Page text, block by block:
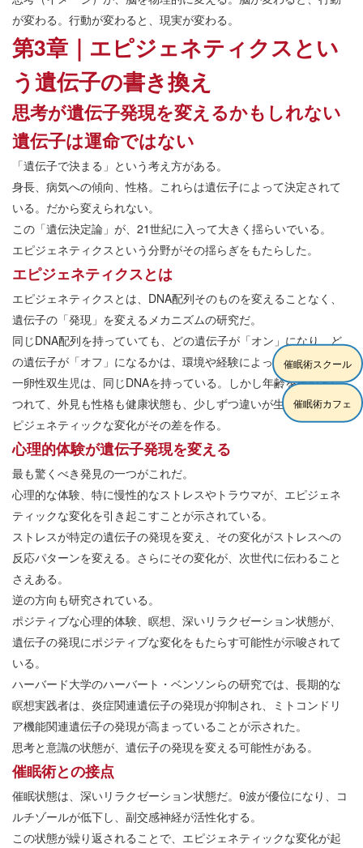
が変わる。行動が変わると、現実が変わる。
第3章｜エピジェネティクスとい
う遺伝子の書き換え
思考が遺伝子発現を変えるかもしれない
遺伝子は運命ではない
「遺伝子で決まる」という考え方がある。
身長、病気への傾向、性格。これらは遺伝子によって決定されて
いる。だから変えられない。
この「遺伝決定論」が、21世紀に入って大きく揺らいでいる。
エピジェネティクスという分野がその揺らぎをもたらした。
エピジェネティクスとは
エピジェネティクスとは、DNA配列そのものを変えることなく、
遺伝子の「発現」を変えるメカニズムの研究だ。
同じDNA配列を持っていても、どの遺伝子が「オン」になり、ど
の遺伝子が「オフ」になるかは、環境や経験によって変わる。
一卵性双生児は、同じDNAを持っている。しかし年齢を重ねるに
つれて、外見も性格も健康状態も、少しずつ違いが生まれる。エ
ピジェネティックな変化がその差を作る。
心理的体験が遺伝子発現を変える
最も驚くべき発見の一つがこれだ。
心理的な体験、特に慢性的なストレスやトラウマが、エピジェネ
ティックな変化を引き起こすことが示されている。
ストレスが特定の遺伝子の発現を変え、その変化がストレスへの
反応パターンを変える。さらにその変化が、次世代に伝わること
さえある。
逆の方向も研究されている。
ポジティブな心理的体験、瞑想、深いリラクゼーション状態が、
遺伝子の発現にポジティブな変化をもたらす可能性が示唆されて
いる。
ハーバード大学のハーバート・ベンソンらの研究では、長期的な
瞑想実践者は、炎症関連遺伝子の発現が抑制され、ミトコンドリ
ア機能関連遺伝子の発現が高まっていることが示された。
思考と意識の状態が、遺伝子の発現を変える可能性がある。
催眠術との接点
催眠状態は、深いリラクゼーション状態だ。θ波が優位になり、コ
ルチゾールが低下し、副交感神経が活性化する。
この状態が繰り返されることで、エピジェネティックな変化が起
催眠術スクール
催眠術カフェ